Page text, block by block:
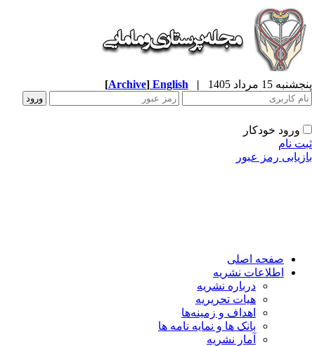
پنجشنبه 15 مرداد 1405 |
English
[Archive]
ورود خودکار
ثبت نام
بازیابی رمز عبور
صفحه اصلی
اطلاعات نشریه
درباره نشریه
هیات تحریریه
اهداف و زمینه‌ها
بانک ها و نمایه نامه ها
آمار نشریه